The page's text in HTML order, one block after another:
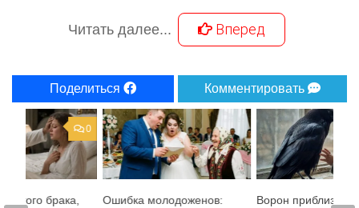
Читать далее... Вперед
Поделиться Комментировать
Ошибка молодоженов: Ворон
0
этого брака,